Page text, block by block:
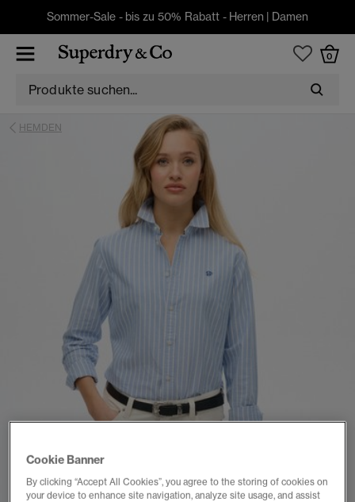
Sommer-Sale - bis zu 50% Rabatt - Herren | Damen
0
HEMDEN
1 2 3 4 5 6
Cookie Banner
By clicking “Accept All Cookies”, you agree to the storing of cookies on
your device to enhance site navigation, analyze site usage, and assist